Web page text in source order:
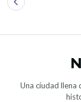
Una ciudad llena